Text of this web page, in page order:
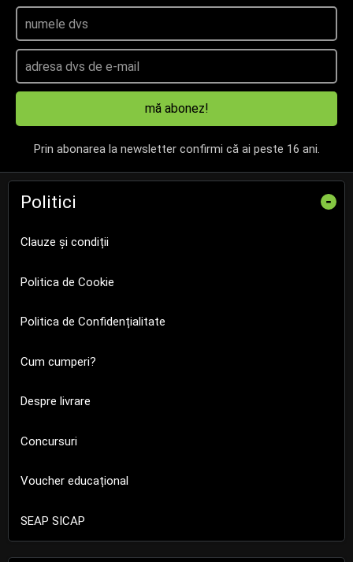
mă abonez!
Prin abonarea la newsletter confirmi că ai peste 16 ani.
Politici -
Clauze și condiții
Politica de Cookie
Politica de Confidențialitate
Cum cumperi?
Despre livrare
Concursuri
Voucher educațional
SEAP SICAP